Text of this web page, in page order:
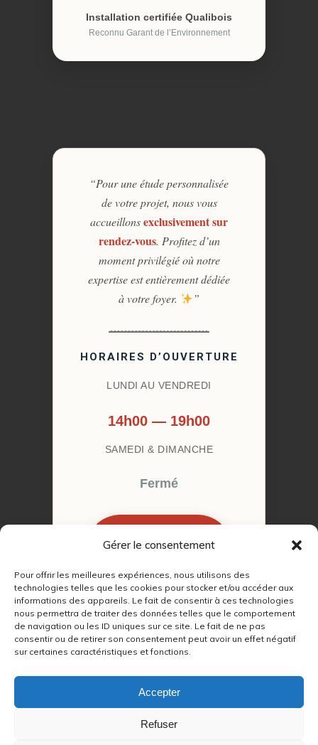
Gérer le consentement
Pour offrir les meilleures expériences, nous utilisons des
technologies telles que les cookies pour stocker et/ou accéder aux
informations des appareils. Le fait de consentir à ces technologies
nous permettra de traiter des données telles que le comportement
de navigation ou les ID uniques sur ce site. Le fait de ne pas
consentir ou de retirer son consentement peut avoir un effet négatif
sur certaines caractéristiques et fonctions.
Accepter
Refuser
Installation certifiée Qualibois
Reconnu Garant de l’Environnement
“Pour une étude personnalisée
de votre projet, nous vous
accueillonsexclusivement sur
rendez-vous. Profitez d’un
moment privilégié où notre
expertise est entièrement dédiée
à votre foyer.
”
HORAIRES D’OUVERTURE
LUNDI AU VENDREDI
14h00 — 19h00
SAMEDI & DIMANCHE
Fermé
RENDEZ-VOUS
© 2022 – 2026Autour du Feu 77
RGPD